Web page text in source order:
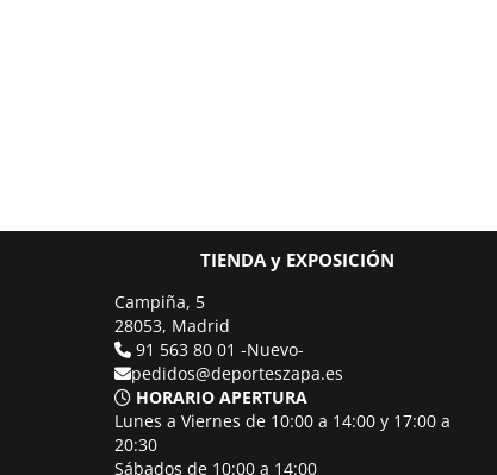
TIENDA y EXPOSICIÓN
Campiña, 5
28053, Madrid
91 563 80 01 -Nuevo-
pedidos@deporteszapa.es
HORARIO APERTURA
Lunes a Viernes de 10:00 a 14:00 y 17:00 a
20:30
Sábados de 10:00 a 14:00